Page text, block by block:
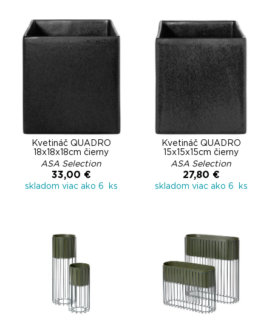
Kvetináč QUADRO
18x18x18cm čierny
ASA Selection
33,00 €
skladom viac ako 6 ks
Kvetináč QUADRO
15x15x15cm čierny
ASA Selection
27,80 €
skladom viac ako 6 ks